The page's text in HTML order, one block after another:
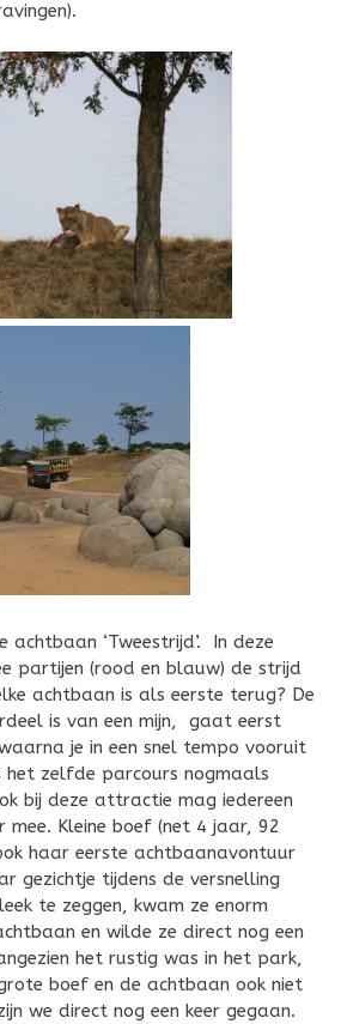
achtbaan ‘Tweestrijd’. In deze
partijen (rood en blauw) de strijd
achtbaan is als eerste terug? De
is van een mijn, gaat eerst
je in een snel tempo vooruit
het zelfde parcours nogmaals
bij deze attractie mag iedereen
Kleine boef (net 4 jaar, 92
haar eerste achtbaanavontuur
gezichtje tijdens de versnelling
te zeggen, kwam ze enorm
en wilde ze direct nog een
het rustig was in het park,
boef en de achtbaan ook niet
we direct nog een keer gegaan.